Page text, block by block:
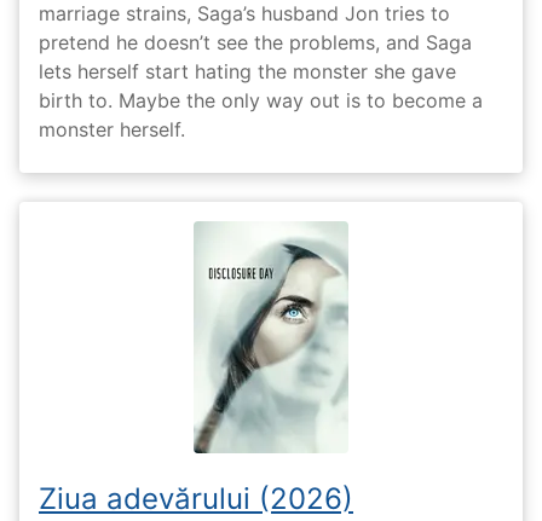
marriage strains, Saga’s husband Jon tries to
pretend he doesn’t see the problems, and Saga
lets herself start hating the monster she gave
birth to. Maybe the only way out is to become a
monster herself.
Ziua adevărului (2026)